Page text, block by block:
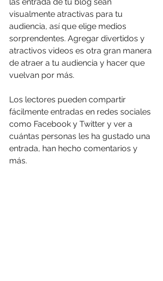
visualmente atractivas para tu
audiencia, así que elige medios
sorprendentes. Agregar divertidos y
atractivos videos es otra gran manera
de atraer a tu audiencia y hacer que
vuelvan por más.
Los lectores pueden compartir
fácilmente entradas en redes sociales
como Facebook y Twitter y ver a
cuántas personas les ha gustado una
entrada, han hecho comentarios y
más.